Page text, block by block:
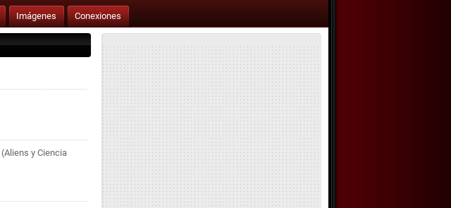
Imágenes Conexiones
(Aliens y Ciencia